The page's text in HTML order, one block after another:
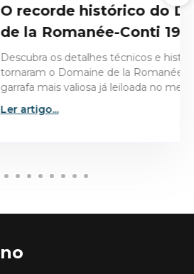
do Domaine
Conti 1945
técnicos e históricos que
de la Romanée-Conti 1945 a
leiloada no mercado de vinhos